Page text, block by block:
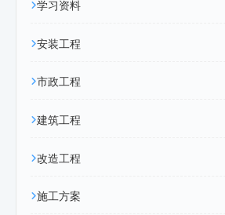
学习资料
安装工程
市政工程
建筑工程
改造工程
施工方案